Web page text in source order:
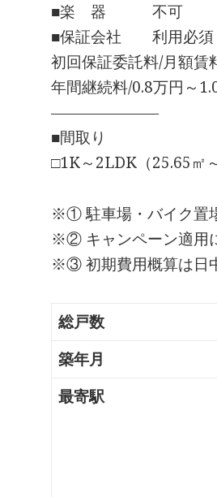
■楽 器 不可
■保証会社 利用必須
初回保証委託料/月額賃
年間継続料/0.8万円～
―――――――
■間取り
□1K～2LDK（25.65㎡
※① 駐車場・バイク置
※② キャンペーン適用
※③ 初期費用概算は日
総戸数
築年月
最寄駅